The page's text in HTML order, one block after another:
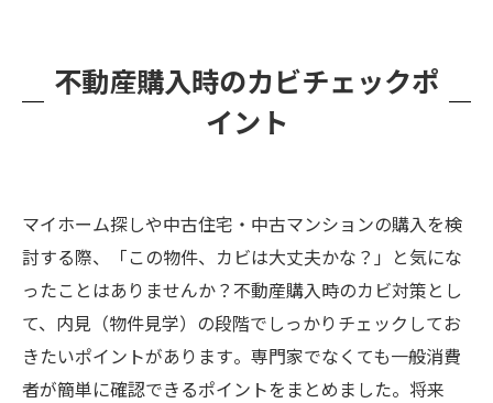
不動産購入時のカビチェックポ
イント
マイホーム探しや中古住宅・中古マンションの購入を検
討する際、「この物件、カビは大丈夫かな？」と気にな
ったことはありませんか？不動産購入時のカビ対策とし
て、内見（物件見学）の段階でしっかりチェックしてお
きたいポイントがあります​。専門家でなくても一般消費
者が簡単に確認できるポイントをまとめました。将来